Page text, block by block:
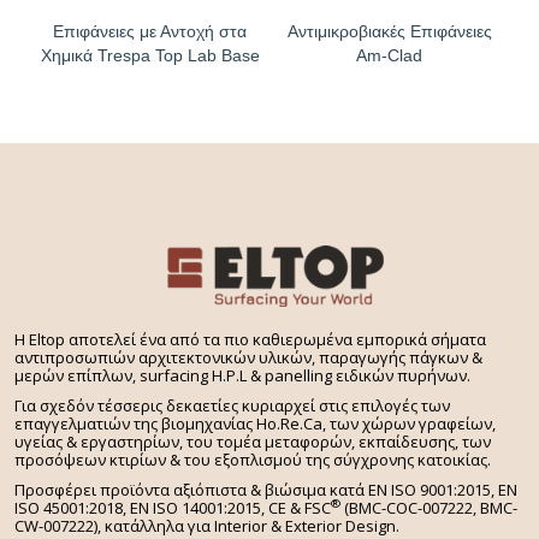
Επιφάνειες με Αντοχή στα
Χημικά Trespa Top Lab Base
Αντιμικροβιακές Επιφάνειες
Am-Clad
H Eltop αποτελεί ένα από τα πιο καθιερωμένα εμπορικά σήματα
αντιπροσωπιών αρχιτεκτονικών υλικών, παραγωγής πάγκων &
μερών επίπλων, surfacing H.P.L & panelling ειδικών πυρήνων.
Για σχεδόν τέσσερις δεκαετίες κυριαρχεί στις επιλογές των
επαγγελματιών της βιομηχανίας Ho.Re.Ca, των χώρων γραφείων,
υγείας & εργαστηρίων, του τομέα μεταφορών, εκπαίδευσης, των
προσόψεων κτιρίων & του εξοπλισμού της σύγχρονης κατοικίας.
Προσφέρει προϊόντα αξιόπιστα & βιώσιμα κατά EN ISO 9001:2015, EN
ISO 45001:2018, EN ISO 14001:2015,CE & FSC® (BMC-COC-007222, BMC-
CW-007222), κατάλληλα για Interior & Exterior Design.